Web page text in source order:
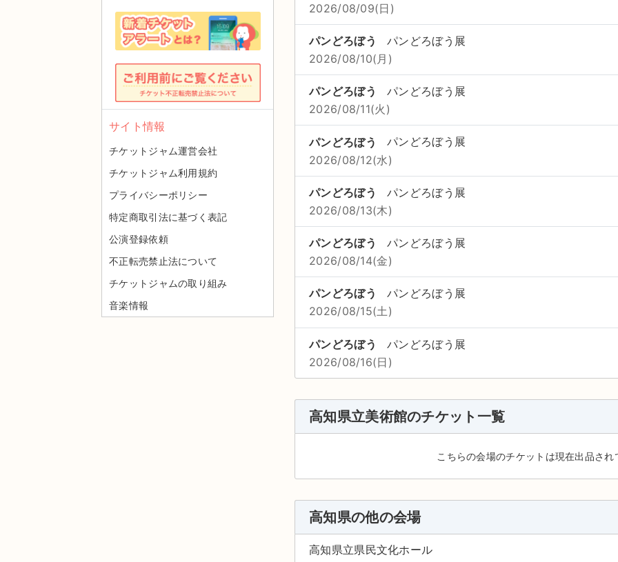
2026/08/09(日)
パンどろぼう
パンどろぼう展
2026/08/10(月)
パンどろぼう
パンどろぼう展
2026/08/11(火)
パンどろぼう
パンどろぼう展
2026/08/12(水)
パンどろぼう
パンどろぼう展
2026/08/13(木)
パンどろぼう
パンどろぼう展
2026/08/14(金)
パンどろぼう
パンどろぼう展
2026/08/15(土)
パンどろぼう
パンどろぼう展
2026/08/16(日)
高知県立美術館のチケット一覧
こちらの会場のチケットは現在出品され
高知県の他の会場
高知県立県民文化ホール
サイト情報
チケットジャム運営会社
チケットジャム利用規約
プライバシーポリシー
特定商取引法に基づく表記
公演登録依頼
不正転売禁止法について
チケットジャムの取り組み
音楽情報